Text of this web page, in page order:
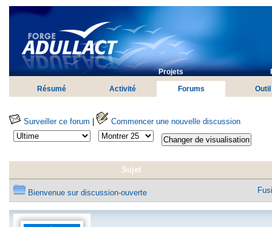
Projets
Résumé Activité Forums
Surveiller ce forum | Commencer une nouvelle discussion
Sujet
Bienvenue sur discussion-ouverte